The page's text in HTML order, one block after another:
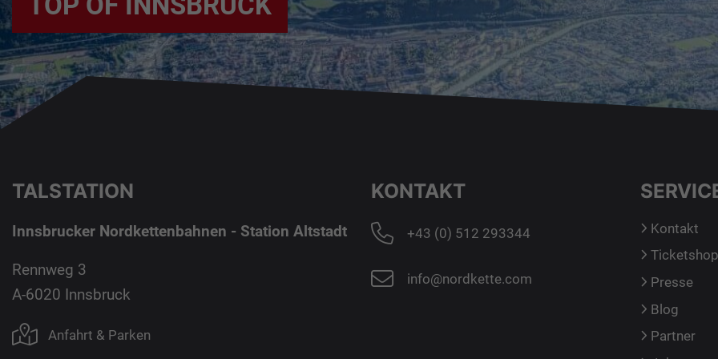
DE EN
TALSTATION
Innsbrucker Nordkettenbahnen - Station Altstadt
Rennweg 3
A-6020 Innsbruck
Anfahrt & Parken
KONTAKT
+43 (0) 512 293344
info@nordkette.com
Kontakt
Ticketshop
Presse
Blog
Partner